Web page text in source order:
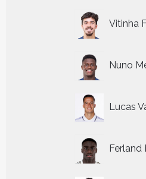
Vitinha
Nuno
Lucas
Ferland